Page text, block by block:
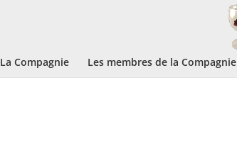
La Compagnie Les membres de la Compagnie